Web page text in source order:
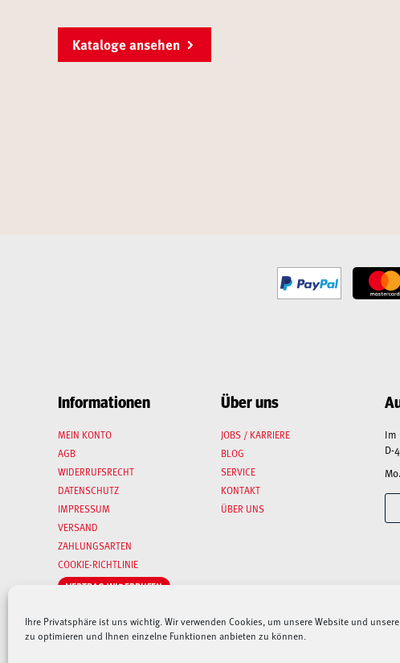
Ihre Privatsphäre ist uns wichtig. Wir verwenden Cookies, um unsere Website und
zu optimieren und Ihnen einzelne Funktionen anbieten zu können.
Kataloge ansehen
Informationen
MEIN KONTO
AGB
WIDERRUFSRECHT
DATENSCHUTZ
IMPRESSUM
VERSAND
ZAHLUNGSARTEN
COOKIE-RICHTLINIE
VERTRAG WIDERRUFEN
Über uns
JOBS / KARRIERE
BLOG
SERVICE
KONTAKT
ÜBER UNS
Im
D-
Alle
Aufgrund der derzeitigen angespannten Lage – sowohl auf dem Weltmarkt, als